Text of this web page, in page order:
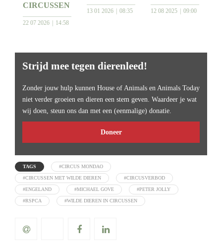
CIRCUSSEN
22 07 2026 14:58
13 01 2026 08:35 12 08 2025 09:00
Strijd mee tegen dierenleed!
Zonder jouw hulp kunnen House of Animals en Animals Today
niet verder groeien en dieren een stem geven. Waardeer je wat
wij doen, steun ons dan met een (eenmalige) donatie.
Doneer
TAGS #CIRCUS MONDAO
#CIRCUSSEN MET WILDE DIEREN #CIRCUSVERBOD
#ENGELAND #MICHAEL GOVE #PETER JOLLY
#RSPCA #WILDE DIEREN IN CIRCUSSEN